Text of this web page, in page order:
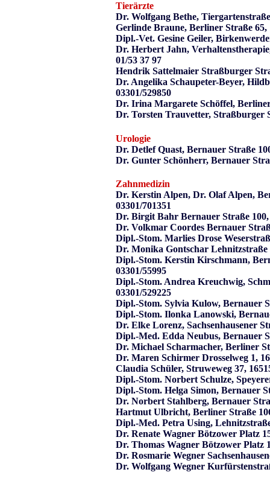
Tierärzte
Dr. Wolfgang Bethe,
Gerlinde Braune, Berliner Straße 65,
Dipl.-Vet. Gesine Geiler,
Dr. Herbert Jahn,
01/53 37 97
Hendrik Sattelmaier Straßburger
Dr. Angelika Schaupeter-Beyer,
03301/529850
Dr. Irina Margarete Schöffel,
Dr. Torsten Trauvetter, Straßburger
Urologie
Dr. Detlef Quast, Bernauer Straße
Dr. Gunter Schönherr, Bernauer
Zahnmedizin
Dr. Kerstin Alpen, Dr. Olaf Alpen,
03301/701351
Dr. Birgit Bahr Bernauer Straße
Dr. Volkmar Coordes Bernauer
Dipl.-Stom. Marlies Drose
Dr. Monika Gontschar Lehnitzstraße
Dipl.-Stom. Kerstin Kirschmann,
03301/55995
Dipl.-Stom. Andrea Kreuchwig,
03301/529225
Dipl.-Stom. Sylvia Kulow, Bernauer
Dipl.-Stom. Ilonka Lanowski,
Dr. Elke Lorenz, Sachsenhausener
Dipl.-Med. Edda Neubus, Bernauer
Dr. Michael Scharmacher, Berliner
Dr. Maren Schirmer Drosselweg 1,
Claudia Schüler, Struweweg 37,
Dipl.-Stom. Norbert Schulze,
Dipl.-Stom. Helga Simon, Bernauer
Dr. Norbert Stahlberg, Bernauer
Hartmut Ulbricht, Berliner Straße
Dipl.-Med. Petra Using,
Dr. Renate Wagner Bötzower Platz
Dr. Thomas Wagner Bötzower Platz
Dr. Rosmarie Wegner
Dr. Wolfgang Wegner